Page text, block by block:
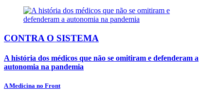
CONTRA O SISTEMA
A história dos médicos que não se omitiram e defenderam a
autonomia na pandemia
A Medicina no Front